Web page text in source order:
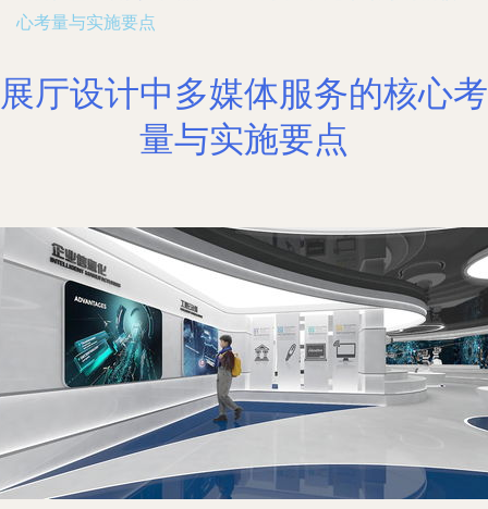
心考量与实施要点
展厅设计中多媒体服务的核心考
量与实施要点